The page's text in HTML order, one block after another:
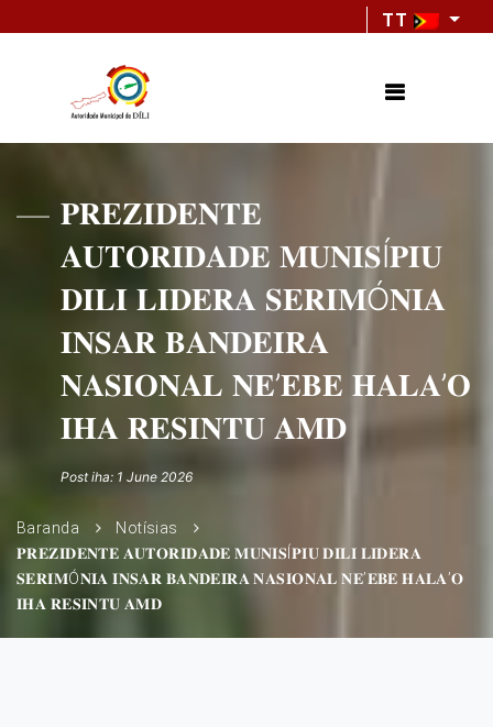
TT
𝐏𝐑𝐄𝐙𝐈𝐃𝐄𝐍𝐓𝐄
𝐀𝐔𝐓𝐎𝐑𝐈𝐃𝐀𝐃𝐄 𝐌𝐔𝐍𝐈𝐒Í𝐏𝐈𝐔
𝐃𝐈𝐋𝐈 𝐋𝐈𝐃𝐄𝐑𝐀 𝐒𝐄𝐑𝐈𝐌Ó𝐍𝐈𝐀
𝐈𝐍𝐒𝐀𝐑 𝐁𝐀𝐍𝐃𝐄𝐈𝐑𝐀
𝐍𝐀𝐒𝐈𝐎𝐍𝐀𝐋 𝐍𝐄’𝐄𝐁𝐄 𝐇𝐀𝐋𝐀’𝐎
𝐈𝐇𝐀 𝐑𝐄𝐒𝐈𝐍𝐓𝐔 𝐀𝐌𝐃
Post iha: 1 June 2026
Baranda
Notísias
𝐏𝐑𝐄𝐙𝐈𝐃𝐄𝐍𝐓𝐄 𝐀𝐔𝐓𝐎𝐑𝐈𝐃𝐀𝐃𝐄 𝐌𝐔𝐍𝐈𝐒Í𝐏𝐈𝐔 𝐃𝐈𝐋𝐈 𝐋𝐈𝐃𝐄𝐑𝐀
𝐒𝐄𝐑𝐈𝐌Ó𝐍𝐈𝐀 𝐈𝐍𝐒𝐀𝐑 𝐁𝐀𝐍𝐃𝐄𝐈𝐑𝐀 𝐍𝐀𝐒𝐈𝐎𝐍𝐀𝐋 𝐍𝐄’𝐄𝐁𝐄 𝐇𝐀𝐋𝐀’𝐎
𝐈𝐇𝐀 𝐑𝐄𝐒𝐈𝐍𝐓𝐔 𝐀𝐌𝐃